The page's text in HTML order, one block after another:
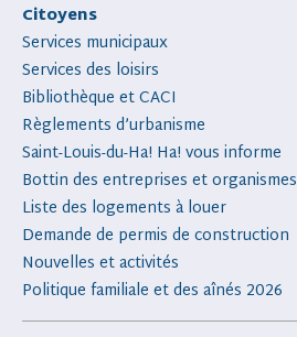
Citoyens
Services municipaux
Services des loisirs
Bibliothèque et CACI
Règlements d’urbanisme
Saint-Louis-du-Ha! Ha! vous informe
Bottin des entreprises et organismes
Liste des logements à louer
Demande de permis de construction
Nouvelles et activités
Politique familiale et des aînés 2026